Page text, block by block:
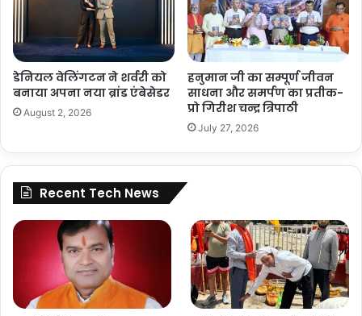
डेनियल वेलिंगटन ने शर्वरी को
बनाया अपना नया ब्रांड एंबेसेडर
August 2, 2026
हनुमान जी का सम्पूर्ण जीवन
साधना और समर्पण का प्रतीक-
प्रो गिरीश चन्द्र त्रिपाठी
July 27, 2026
Recent Tech News